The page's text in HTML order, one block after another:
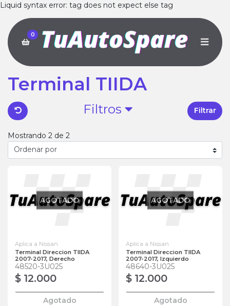
Liquid syntax error: tag does not expect else tag
0
Terminal TIIDA
Filtros Filtrar
Mostrando 2 de 2
AGOTADO
Aplica a Nissan
Terminal Direccion TIIDA
2007-2017, Derecho
48520-3U025
$ 12.000
Agotado
AGOTADO
Aplica a Nissan
Terminal Direccion TIIDA
2007-2017, Izquierdo
48640-3U025
$ 12.000
Agotado